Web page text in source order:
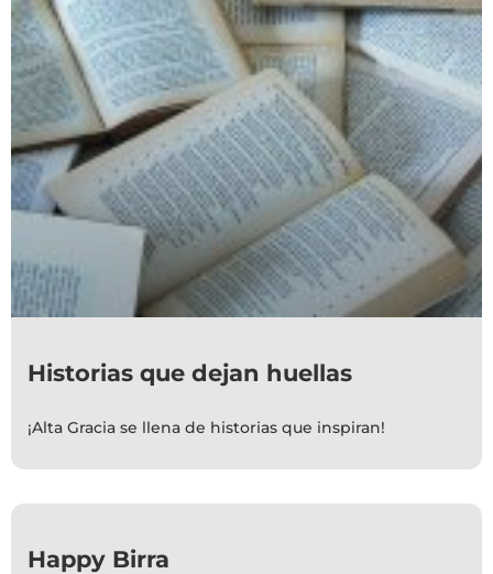
Historias que dejan huellas
¡Alta Gracia se llena de historias que inspiran!
Happy Birra